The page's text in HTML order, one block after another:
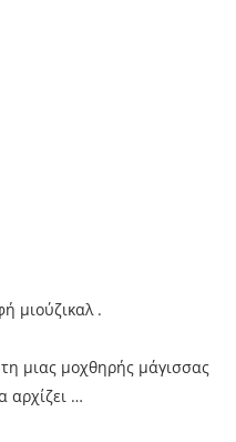
μιούζικαλ .
μιας μοχθηρής μάγισσας
αρχίζει …